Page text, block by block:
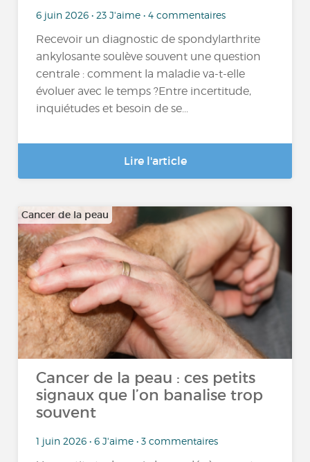
6 juin 2026 • 23 J'aime • 4 commentaires
Recevoir un diagnostic de spondylarthrite
ankylosante soulève souvent une question
centrale : comment la maladie va-t-elle
évoluer avec le temps ?Entre incertitude,
inquiétudes et besoin de se...
Lire l'article
Cancer de la peau
Cancer de la peau : ces petits
signaux que l’on banalise trop
souvent
1 juin 2026 • 6 J'aime • 3 commentaires